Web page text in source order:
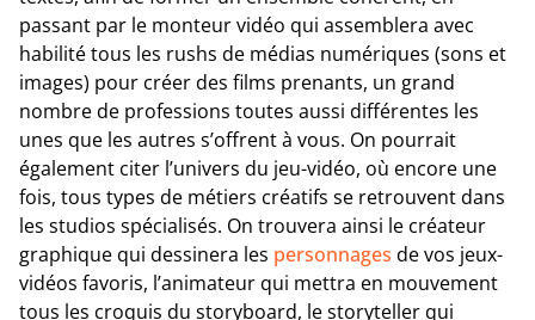
passant par le monteur vidéo qui assemblera avec
habilité tous les rushs de médias numériques (sons et
images) pour créer des films prenants, un grand
nombre de professions toutes aussi différentes les
unes que les autres s’offrent à vous. On pourrait
également citer l’univers du jeu-vidéo, où encore une
fois, tous types de métiers créatifs se retrouvent dans
les studios spécialisés. On trouvera ainsi le créateur
graphique qui dessinera les personnages de vos jeux-
vidéos favoris, l’animateur qui mettra en mouvement
tous les croquis du storyboard, le storyteller qui